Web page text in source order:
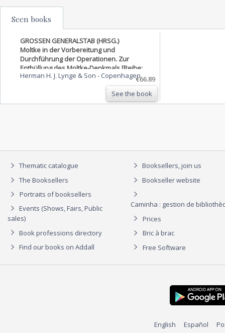
Seen books
GROSSEN GENERALSTAB (HRSG.)
Moltke in der Vorbereitung und
Durchführung der Operationen. Zur
Enthüllung des Moltke-Denkmals [Reihe:
'Kriegsgeschichtliche Einzelschriften.
Herman H. J. Lynge & Son - Copenhagen€66.89
See the book
Thematic catalogue
The Booksellers
Portraits of booksellers
Events (Shows, Fairs, Public
sales)
Book professions directory
Find our books on Addall
Booksellers, join us
Bookseller website
Caminha : gestion de
Prices
Bric à brac
Free Software
English Español